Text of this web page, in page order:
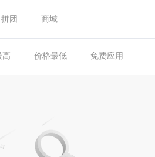
拼团 商城
价格最低 免费应用